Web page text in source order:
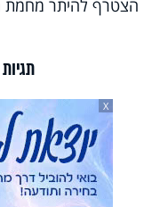
הצטרף להיתר מחמת
X